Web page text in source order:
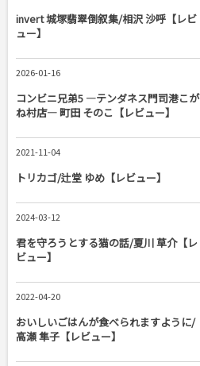
invert 城塚翡翠倒叙集/相沢 沙呼【レビ
ュー】
2026-01-16
コンビニ兄弟5 ―テンダネス門司港こが
ね村店― 町田 そのこ【レビュー】
2021-11-04
トリカゴ/辻堂 ゆめ【レビュー】
2024-03-12
君を守ろうとする猫の話/夏川 草介【レ
ビュー】
2022-04-20
おいしいごはんが食べられますように/
高瀬 隼子【レビュー】